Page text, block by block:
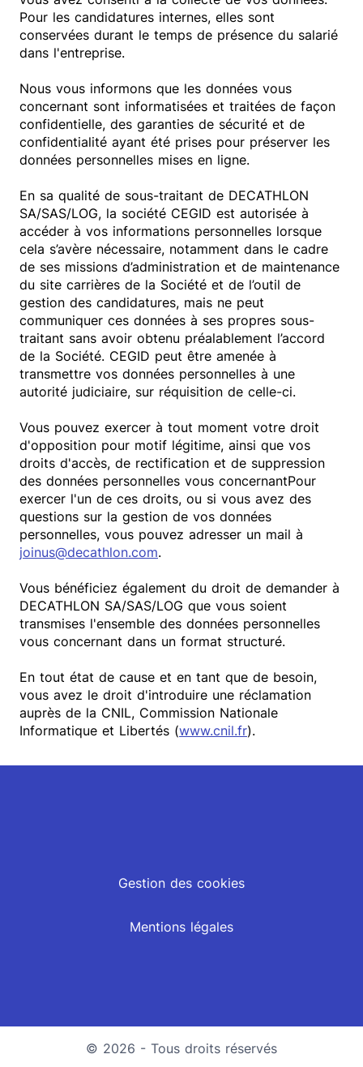
Pour les candidatures internes, elles sont
conservées durant le temps de présence du salarié
dans l'entreprise.
Nous vous informons que les données vous
concernant sont informatisées et traitées de façon
confidentielle, des garanties de sécurité et de
confidentialité ayant été prises pour préserver les
données personnelles mises en ligne.
En sa qualité de sous-traitant de DECATHLON
SA/SAS/LOG, la société CEGID est autorisée à
accéder à vos informations personnelles lorsque
cela s’avère nécessaire, notamment dans le cadre
de ses missions d’administration et de maintenance
du site carrières de la Société et de l’outil de
gestion des candidatures, mais ne peut
communiquer ces données à ses propres sous-
traitant sans avoir obtenu préalablement l’accord
de la Société. CEGID peut être amenée à
transmettre vos données personnelles à une
autorité judiciaire, sur réquisition de celle-ci.
Vous pouvez exercer à tout moment votre droit
d'opposition pour motif légitime, ainsi que vos
droits d'accès, de rectification et de suppression
des données personnelles vous concernantPour
exercer l'un de ces droits, ou si vous avez des
questions sur la gestion de vos données
personnelles, vous pouvez adresser un mail à
joinus@decathlon.com.
Vous bénéficiez également du droit de demander à
DECATHLON SA/SAS/LOG que vous soient
transmises l'ensemble des données personnelles
vous concernant dans un format structuré.
En tout état de cause et en tant que de besoin,
vous avez le droit d'introduire une réclamation
auprès de la CNIL, Commission Nationale
Informatique et Libertés (www.cnil.fr).
Gestion des cookies
Mentions légales
© 2026 - Tous droits réservés